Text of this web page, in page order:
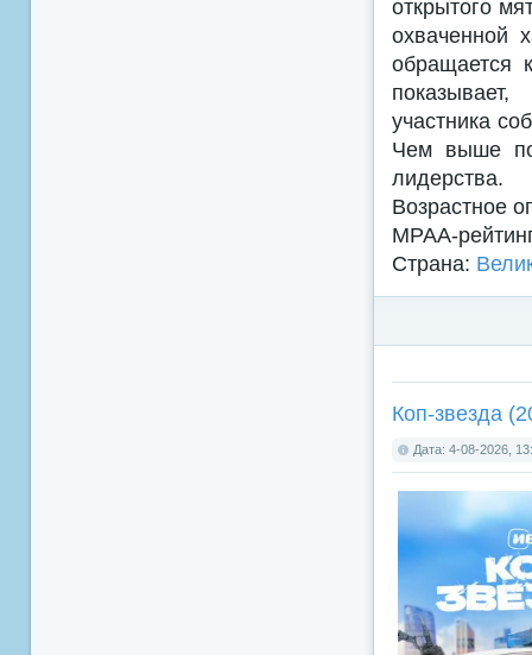
открытого
охваченной
обращается
участника
Чем выше
лидерства.
Возрастное
MPAA-
Страна:
Коп-звезда
Дата: 4-08-2026,